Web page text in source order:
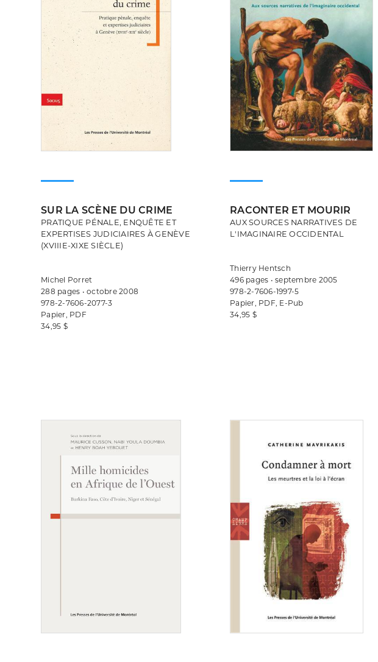
SUR LA SCÈNE DU CRIME
PRATIQUE PÉNALE, ENQUÊTE ET
EXPERTISES JUDICIAIRES À GENÈVE
(XVIIIE-XIXE SIÈCLE)
Michel Porret
288 pages • octobre 2008
978-2-7606-2077-3
Papier, PDF
34,95 $
RACONTER ET MOURIR
AUX SOURCES NARRATIVES DE
L'IMAGINAIRE OCCIDENTAL
Thierry Hentsch
496 pages • septembre 2005
978-2-7606-1997-5
Papier, PDF, E-Pub
34,95 $